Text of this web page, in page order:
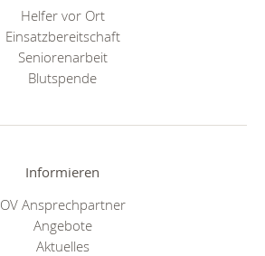
Helfer vor Ort
Einsatzbereitschaft
Seniorenarbeit
Blutspende
Informieren
OV Ansprechpartner
Angebote
Aktuelles